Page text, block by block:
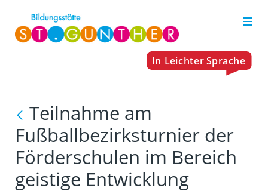
Teilnahme am
Fußballbezirksturnier der
Förderschulen im Bereich
geistige Entwicklung